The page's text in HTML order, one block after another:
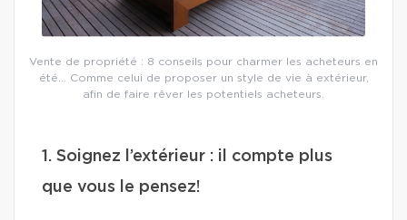
Vente de propriété : 8 conseils pour charmer les acheteurs en
été… Comme celui de proposer un style de vie à extérieur,
afin de faire rêver les potentiels acheteurs.
1. Soignez l’extérieur : il compte plus
que vous le pensez!